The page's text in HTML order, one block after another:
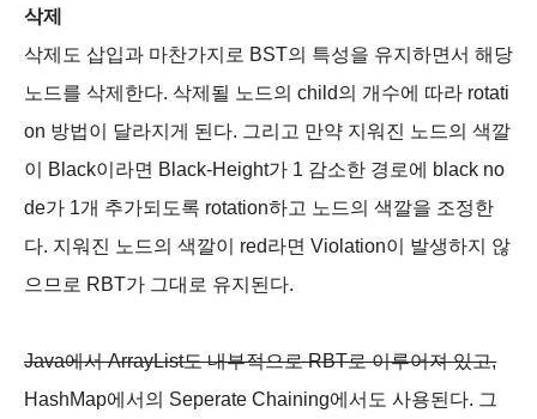
삭제
삭제도 삽입과 마찬가지로 BST의 특성을 유지하면서 해당
노드를 삭제한다. 삭제될 노드의 child의 개수에 따라 rotati
on 방법이 달라지게 된다. 그리고 만약 지워진 노드의 색깔
이 Black이라면 Black-Height가 1 감소한 경로에 black no
de가 1개 추가되도록 rotation하고 노드의 색깔을 조정한
다. 지워진 노드의 색깔이 red라면 Violation이 발생하지 않
으므로 RBT가 그대로 유지된다.
Java에서 ArrayList도 내부적으로 RBT로 이루어져 있고,
HashMap에서의 Seperate Chaining에서도 사용된다. 그